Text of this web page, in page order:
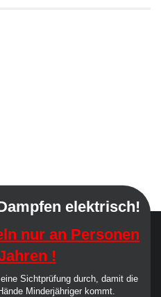
elektrisch!
nur an Personen
!
Sichtprüfung durch, damit die
Minderjähriger kommt.